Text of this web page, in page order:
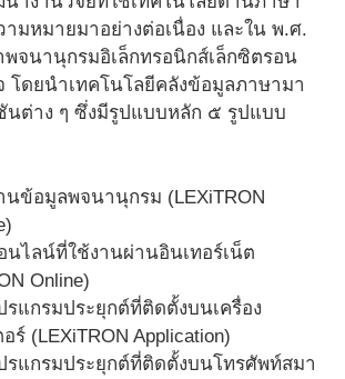
มหมายมาอย่างต่อเนื่อง และใน พ.ศ.
นานุกรมอิเล็กทรอนิกส์เล็กซิตรอน
โดยนำเทคโนโลยีคลังข้อมูลภาษามา
นต่าง ๆ ซึ่งมีรูปแบบหลัก ๕ รูปแบบ
นข้อมูลพจนานุกรม (LEXiTRON
นไลน์ที่ใช้งานผ่านอินเทอร์เน็ต
Online)
รแกรมประยุกต์ที่ติดตั้งบนเครื่อง
ร์ (LEXiTRON Application)
รแกรมประยุกต์ที่ติดตั้งบนโทรศัพท์สมา